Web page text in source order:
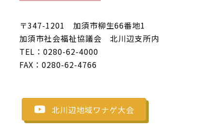
〒347-1201 加須市柳生66番地1
加須市社会福祉協議会 北川辺支所内
TEL：0280-62-4000
FAX：0280-62-4766
北川辺地域ワナゲ大会